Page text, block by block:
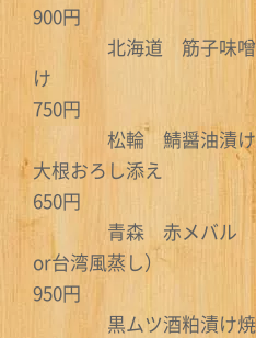
900円
北海道 筋子味噌
750円
松輪 鯖醤油漬け
大根おろし
650円
青森 赤メバル
or台湾風蒸
950円
黒ムツ酒粕漬け焼